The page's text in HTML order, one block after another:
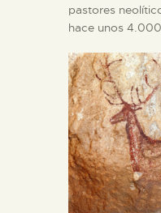
pastores
hace unos